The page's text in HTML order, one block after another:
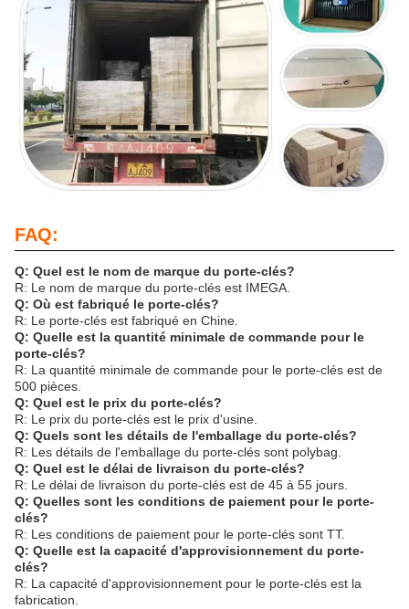
FAQ:
Q: Quel est le nom de marque du porte-clés?
R: Le nom de marque du porte-clés est IMEGA.
Q: Où est fabriqué le porte-clés?
R: Le porte-clés est fabriqué en Chine.
Q: Quelle est la quantité minimale de commande pour le
porte-clés?
R: La quantité minimale de commande pour le porte-clés est de
500 pièces.
Q: Quel est le prix du porte-clés?
R: Le prix du porte-clés est le prix d'usine.
Q: Quels sont les détails de l'emballage du porte-clés?
R: Les détails de l'emballage du porte-clés sont polybag.
Q: Quel est le délai de livraison du porte-clés?
R: Le délai de livraison du porte-clés est de 45 à 55 jours.
Q: Quelles sont les conditions de paiement pour le porte-
clés?
R: Les conditions de paiement pour le porte-clés sont TT.
Q: Quelle est la capacité d'approvisionnement du porte-
clés?
R: La capacité d'approvisionnement pour le porte-clés est la
fabrication.